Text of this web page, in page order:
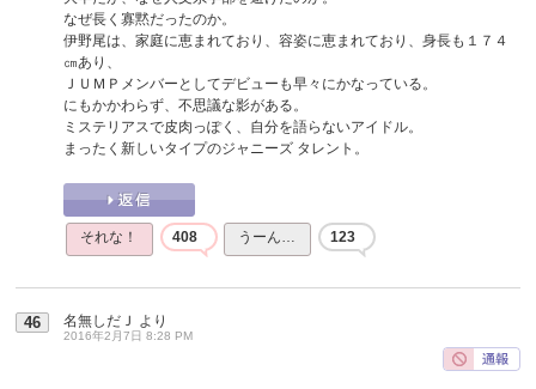
なぜ長く寡黙だったのか。
伊野尾は、家庭に恵まれており、容姿に恵まれており、身長も１７４
㎝あり、
ＪＵＭＰメンバーとしてデビューも早々にかなっている。
にもかかわらず、不思議な影がある。
ミステリアスで皮肉っぽく、自分を語らないアイドル。
まったく新しいタイプのジャニーズ タレント。
それな！ 408 うーん… 123
46 名無しだＪ より
2016年2月7日 8:28 PM